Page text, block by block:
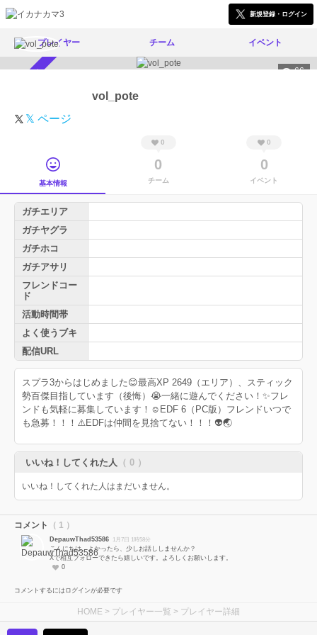
新規登録・ログイン
プレイヤー チーム イベント
66
vol_pote
𝕏 ページ
基本情報
0
0
チーム
0
0
イベント
ガチエリア
ガチヤグラ
ガチホコ
ガチアサリ
フレンドコー
ド
活動時間帯
よく使うブキ
配信URL
スプラ3からはじめました😊最高XP 2649（エリア）、スティック
勢百傑目指しています（後悔）😭一緒に遊んでください！✨フレ
ンドも気軽に募集しています！☺️EDF 6（PC版）フレンドいつで
も急募！！！⚠️EDFは仲間を見捨てない！！！👽🌏
いいね！してくれた人 （ 0 ）
いいね！してくれた人はまだいません。
コメント （ 1 ）
DepauwThad53586 1月7日 1時58分
こんにちは。よかったら、少しお話ししませんか？
Xで相互フォローできたら嬉しいです。よろしくお願いします。
0
コメントするにはログインが必要です
HOME > プレイヤー一覧 > プレイヤー詳細